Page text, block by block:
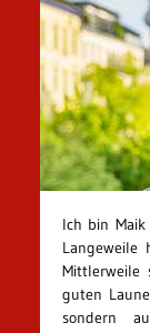
Ich bin
Langeweile
Mittlerweile
guten
sondern